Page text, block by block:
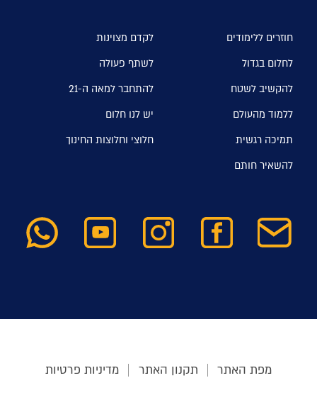
חוזרים ללימודים
לקדם מצוינות
לחלום בגדול
לשתף פעולה
להקשיב לשטח
להתחבר למאה ה-21
ללמוד מהעולם
יש לנו חלום
תמיכה רגשית
חלוצי וחלוצות החינוך
להשאיר חותם
מפת האתר תקנון האתר מדיניות פרטיות